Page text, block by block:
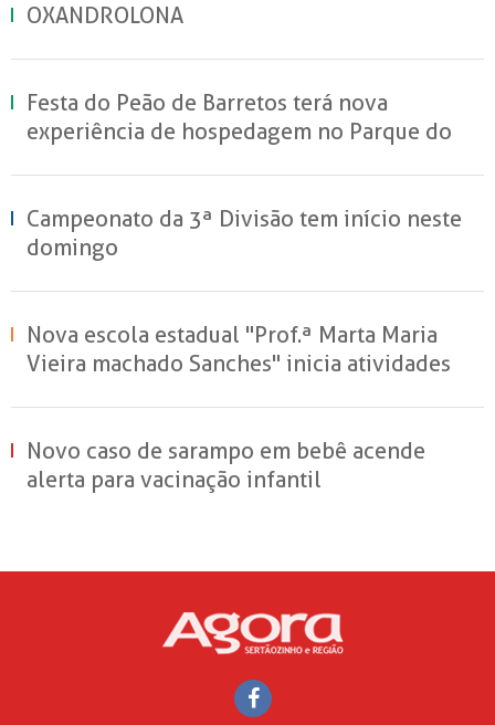
OXANDROLONA
Festa do Peão de Barretos terá nova
experiência de hospedagem no Parque do
Campeonato da 3ª Divisão tem início neste
domingo
Nova escola estadual "Prof.ª Marta Maria
Vieira machado Sanches" inicia atividades
Novo caso de sarampo em bebê acende
alerta para vacinação infantil